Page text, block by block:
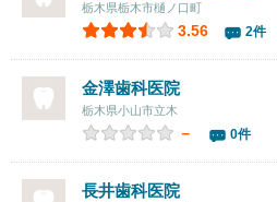
栃木県栃木市樋ノ口町
3.56 2件
金澤歯科医院
栃木県小山市立木
－ 0件
長井歯科医院